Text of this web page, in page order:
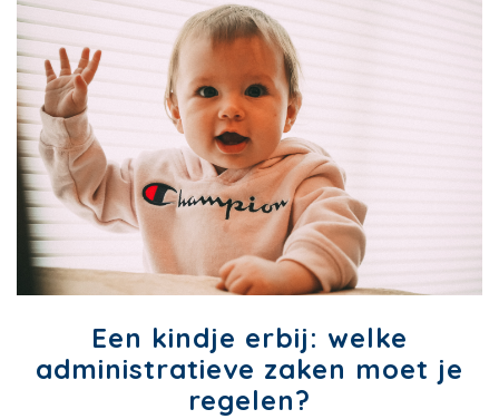
Een kindje erbij: welke
administratieve zaken moet je
regelen?